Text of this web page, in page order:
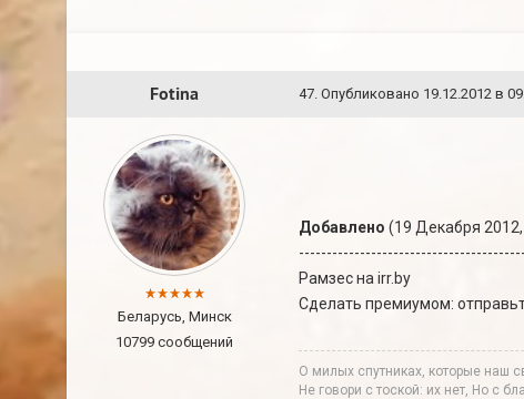
Fotina 47. Опубликовано 19.12.2012 в
Беларусь, Минск
10799 сообщений
Добавлено (19 Декабря
Рамзес на irr.by
Сделать премиумом:
О милых спутниках, которые наш
Не говори с тоской: их нет, Но с